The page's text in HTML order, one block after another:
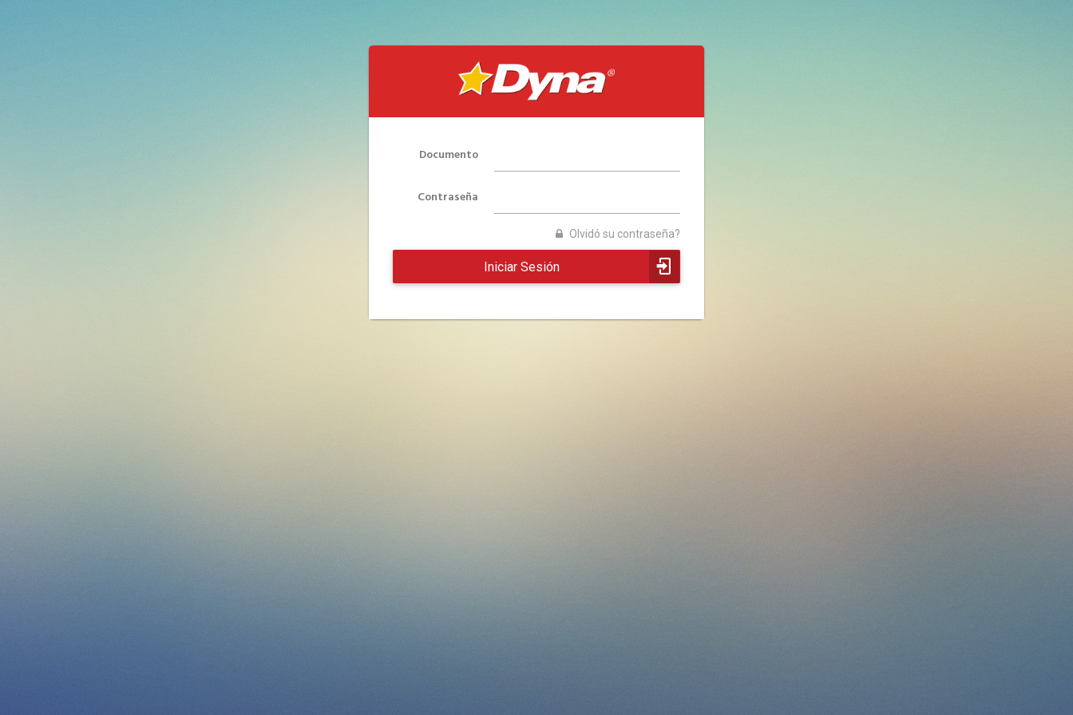
Documento
Contraseña
Olvidó su contraseña?
Iniciar Sesión